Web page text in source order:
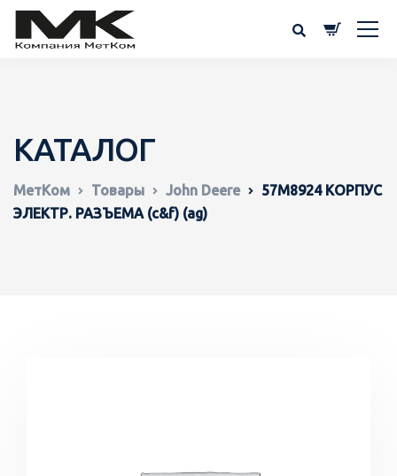
КАТАЛОГ
МетКом Товары John Deere
57M8924 КОРПУС
ЭЛЕКТР. РАЗЪЕМА (c&f) (ag)